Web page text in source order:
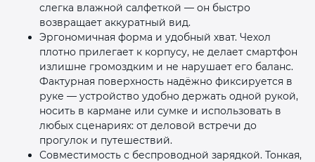
слегка влажной салфеткой — он быстро
возвращает аккуратный вид.
Эргономичная форма и удобный хват. Чехол
плотно прилегает к корпусу, не делает смартфон
излишне громоздким и не нарушает его баланс.
Фактурная поверхность надёжно фиксируется в
руке — устройство удобно держать одной рукой,
носить в кармане или сумке и использовать в
любых сценариях: от деловой встречи до
прогулок и путешествий.
Совместимость с беспроводной зарядкой. Тонкая,